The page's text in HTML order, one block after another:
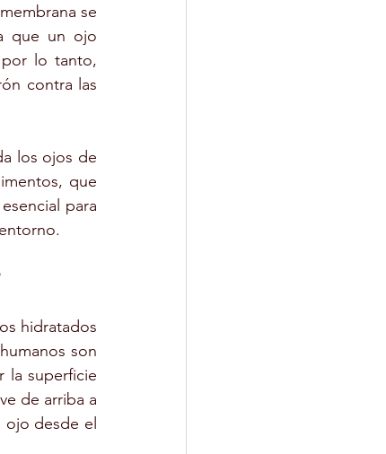
se
que un ojo
por lo tanto,
contra las
los ojos de
que
para
hidratados
son
la superficie
de arriba a
ojo desde el